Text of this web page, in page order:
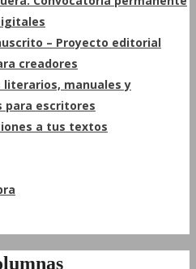
– Proyecto editorial
creadores
literarios, manuales y
para escritores
a tus textos